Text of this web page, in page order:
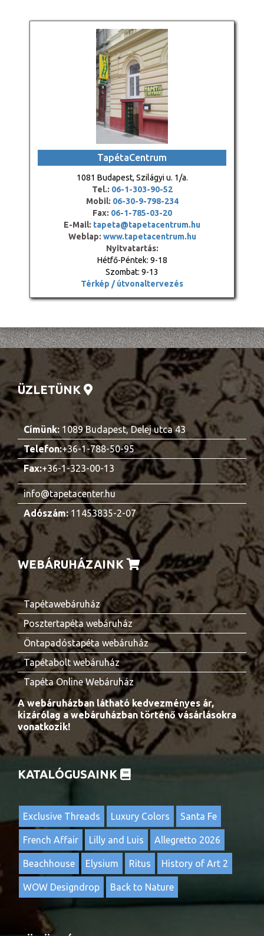
TapétaCentrum
1081 Budapest, Szilágyi u. 1/a.
Tel.: 06-1-303-90-52
Mobil: 06-30-9-798-234
Fax: 06-1-785-03-20
E-Mail: tapeta@tapetacentrum.hu
Weblap: www.tapetacentrum.hu
Nyitvatartás:
Hétfő-Péntek: 9-18
Szombat: 9-13
Térkép / útvonaltervezés
ÜZLETÜNK
Címünk: 1089 Budapest, Delej utca 43
Telefon:+36-1-788-50-95
Fax:+36-1-323-00-13
info@tapetacenter.hu
Adószám:11453835-2-07
WEBÁRUHÁZAINK
Tapétawebáruház
Posztertapéta webáruház
Öntapadóstapéta webáruház
Tapétabolt webáruház
Tapéta Online Webáruház
A webáruházban látható kedvezményes ár,
kizárólag a webáruházban történő vásárlásokra
vonatkozik!
KATALÓGUSAINK
Exclusive Threads Luxury Colors Santa Fe
French Affair Lilly and Luis Allegretto 2026
Beachhouse Elysium Ritus History of Art 2
WOW Designdrop Back to Nature